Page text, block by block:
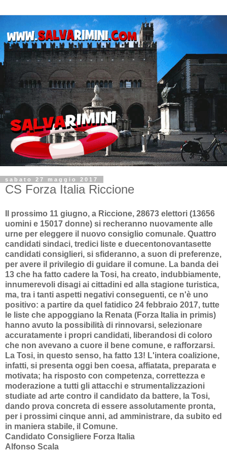
sabato 27 maggio 2017
CS Forza Italia Riccione
Il prossimo 11 giugno, a Riccione, 28673 elettori (13656
uomini e 15017 donne) si recheranno nuovamente alle
urne per eleggere il nuovo consiglio comunale. Quattro
candidati sindaci, tredici liste e duecentonovantasette
candidati consiglieri, si sfideranno, a suon di preferenze,
per avere il privilegio di guidare il comune. La banda dei
13 che ha fatto cadere la Tosi, ha creato, indubbiamente,
innumerevoli disagi ai cittadini ed alla stagione turistica,
ma, tra i tanti aspetti negativi conseguenti, ce n'è uno
positivo: a partire da quel fatidico 24 febbraio 2017, tutte
le liste che appoggiano la Renata (Forza Italia in primis)
hanno avuto la possibilità di rinnovarsi, selezionare
accuratamente i propri candidati, liberandosi di coloro
che non avevano a cuore il bene comune, e rafforzarsi.
La Tosi, in questo senso, ha fatto 13! L'intera coalizione,
infatti, si presenta oggi ben coesa, affiatata, preparata e
motivata; ha risposto con competenza, correttezza e
moderazione a tutti gli attacchi e strumentalizzazioni
studiate ad arte contro il candidato da battere, la Tosi,
dando prova concreta di essere assolutamente pronta,
per i prossimi cinque anni, ad amministrare, da subito ed
in maniera stabile, il Comune.
Candidato Consigliere Forza Italia
Alfonso Scala